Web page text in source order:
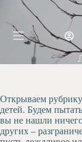
Перейти
сути
Ничего
школе
Учеба
Имя пользователя
Вход
Открываем
детей. Будем
вы не нашли
других –